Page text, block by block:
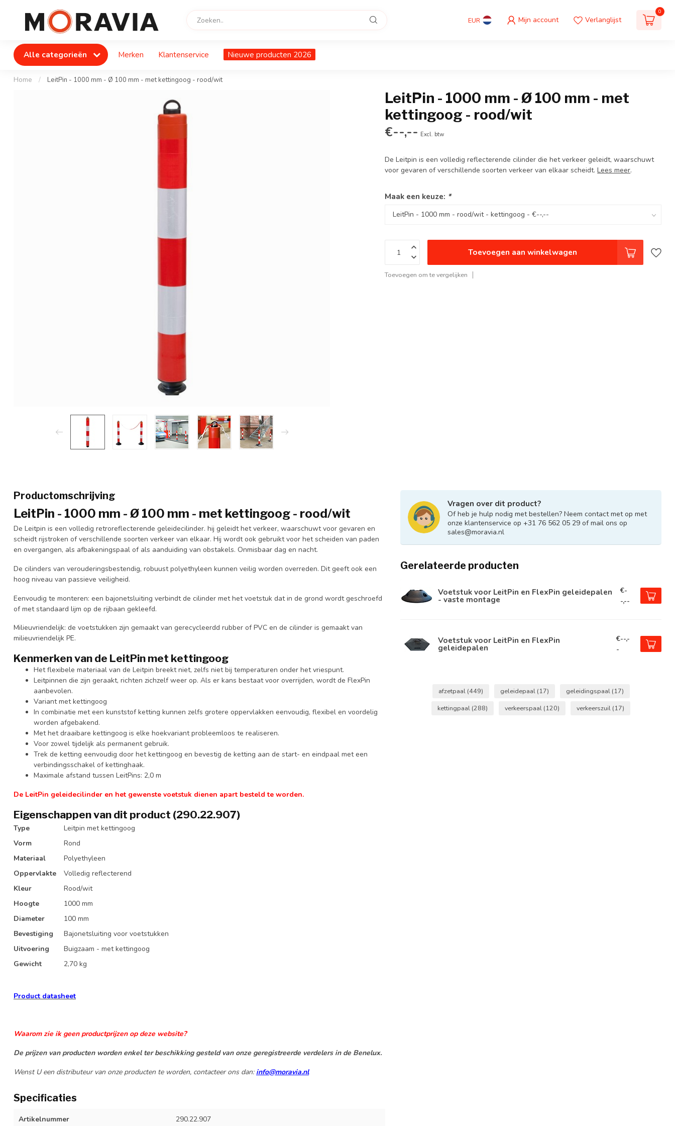
EUR Mijn account Verlanglijst
0
Alle categorieën Merken Klantenservice Nieuwe producten 2026
Home / LeitPin - 1000 mm - Ø 100 mm - met kettingoog - rood/wit
LeitPin - 1000 mm - Ø 100 mm - met
kettingoog - rood/wit
€--,-- Excl. btw
De Leitpin is een volledig reflecterende cilinder die het verkeer geleidt, waarschuwt
voor gevaren of verschillende soorten verkeer van elkaar scheidt.Lees meer.
Maak een keuze: *
Toevoegen aan winkelwagen
Toevoegen om te vergelijken
Productomschrijving
LeitPin - 1000 mm - Ø 100 mm - met kettingoog - rood/wit
De Leitpin is een volledig retroreflecterende geleidecilinder. hij geleidt het verkeer, waarschuwt voor gevaren en
scheidt rijstroken of verschillende soorten verkeer van elkaar. Hij wordt ook gebruikt voor het scheiden van paden
en overgangen, als afbakeningspaal of als aanduiding van obstakels. Onmisbaar dag en nacht.
De cilinders van verouderingsbestendig, robuust polyethyleen kunnen veilig worden overreden. Dit geeft ook een
hoog niveau van passieve veiligheid.
Eenvoudig te monteren: een bajonetsluiting verbindt de cilinder met het voetstuk dat in de grond wordt geschroefd
of met standaard lijm op de rijbaan gekleefd.
Milieuvriendelijk: de voetstukken zijn gemaakt van gerecycleerdd rubber of PVC en de cilinder is gemaakt van
milieuvriendelijk PE.
Kenmerken van de LeitPin met kettingoog
Het flexibele materiaal van de Leitpin breekt niet, zelfs niet bij temperaturen onder het vriespunt.
Leitpinnen die zijn geraakt, richten zichzelf weer op. Als er kans bestaat voor overrijden, wordt de FlexPin
aanbevolen.
Variant met kettingoog
In combinatie met een kunststof ketting kunnen zelfs grotere oppervlakken eenvoudig, flexibel en voordelig
worden afgebakend.
Met het draaibare kettingoog is elke hoekvariant probleemloos te realiseren.
Voor zowel tijdelijk als permanent gebruik.
Trek de ketting eenvoudig door het kettingoog en bevestig de ketting aan de start- en eindpaal met een
verbindingsschakel of kettinghaak.
Maximale afstand tussen LeitPins: 2,0 m
De LeitPin geleidecilinder en het gewenste voetstuk dienen apart besteld te worden.
Eigenschappen van dit product (290.22.907)
Type
Leitpin met kettingoog
Vorm
Rond
Materiaal
Polyethyleen
Oppervlakte
Volledig reflecterend
Kleur
Rood/wit
Hoogte
1000 mm
Diameter
100 mm
Bevestiging
Bajonetsluiting voor voetstukken
Uitvoering
Buigzaam - met kettingoog
Gewicht
2,70 kg
Product datasheet
Waarom zie ik geen productprijzen op deze website?
De prijzen van producten worden enkel ter beschikking gesteld van onze geregistreerde verdelers in de Benelux.
Wenst U een distributeur van onze producten te worden, contacteer ons dan: info@moravia.nl
Specificaties
Artikelnummer 290.22.907
Vragen over dit product?
Of heb je hulp nodig met bestellen? Neem contact met op met
onze klantenservice op +31 76 562 05 29 of mail ons op
sales@moravia.nl
Gerelateerde producten
Voetstuk voor LeitPin en FlexPin geleidepalen
- vaste montage
€-
-,--
Voetstuk voor LeitPin en FlexPin
geleidepalen
€--,-
-
afzetpaal (449) geleidepaal (17) geleidingspaal (17)
kettingpaal (288) verkeerspaal (120) verkeerszuil (17)